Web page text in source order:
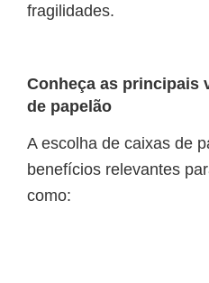
fragilidades.
Conheça as principais
de papelão
A escolha de caixas de
benefícios relevantes
como: